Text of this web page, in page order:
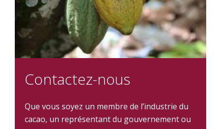
Contactez-nous
Que vous soyez un membre de l’industrie du
cacao, un représentant du gouvernement ou